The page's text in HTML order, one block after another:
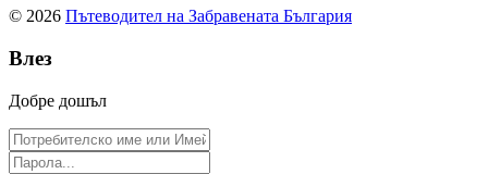
© 2026 Пътеводител на Забравената България
Влез
Добре дошъл